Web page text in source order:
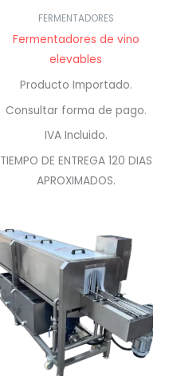
FERMENTADORES
Fermentadores de vino
elevables
Producto Importado.
Consultar forma de pago.
IVA Incluido.
TIEMPO DE ENTREGA 120 DIAS
APROXIMADOS.